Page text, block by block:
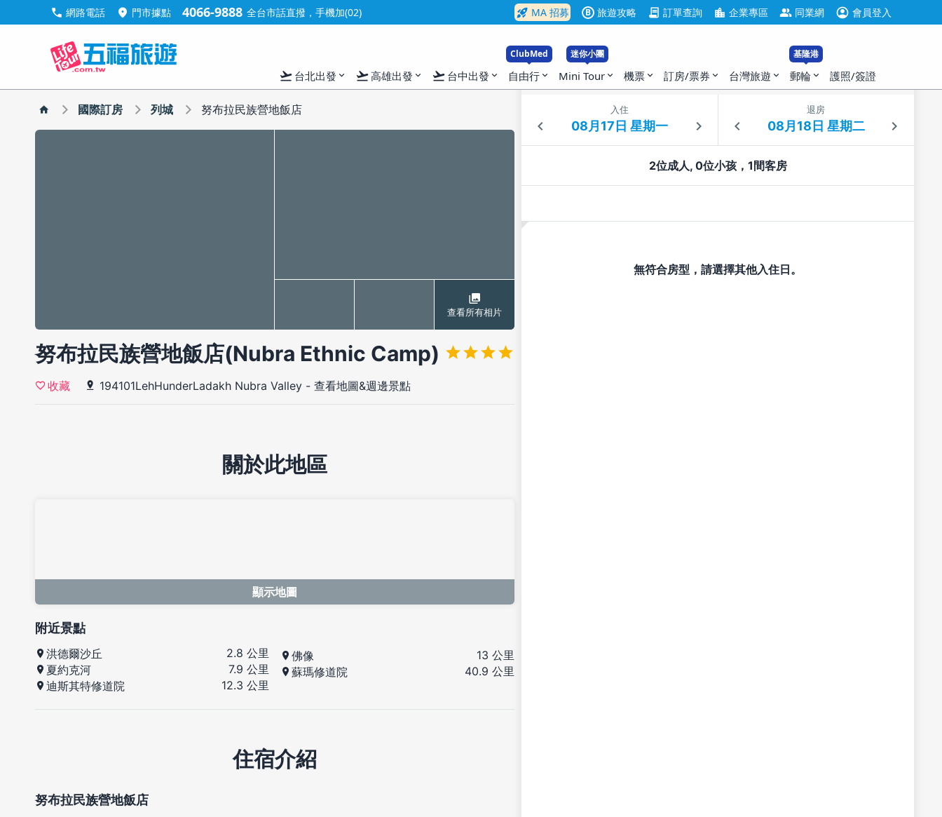
call 網路電話 location_on 門市據點 4066-9888 全台市話直撥，手機加(02) rocket_launch MA 招募 B 旅遊攻略 contract 訂單查詢 location_city 企業專區 group 同業網 account_circle 會員登入
flight_takeoff 台北出發 expand_more flight_takeoff高雄出發 expand_more flight_takeoff 台中出發 expand_more
ClubMed
自由行 expand_more
迷你小團
Mini Tour expand_more 機票 expand_more 訂房/票券 expand_more 台灣旅遊 expand_more
基隆港
郵輪 expand_more 護照/簽證
國際訂房 列城 努布拉民族營地飯店
查看所有相片
努布拉民族營地飯店(Nubra Ethnic Camp)
收藏 194101LehHunderLadakh Nubra Valley - 查看地圖&週邊景點
入住 退房
2位成人, 0位小孩，1間客房
無符合房型，請選擇其他入住日。
關於此地區
顯示地圖
附近景點
洪德爾沙丘
2.8 公里
夏約克河
7.9 公里
迪斯其特修道院
12.3 公里
佛像
13 公里
蘇瑪修道院
40.9 公里
住宿介紹
努布拉民族營地飯店